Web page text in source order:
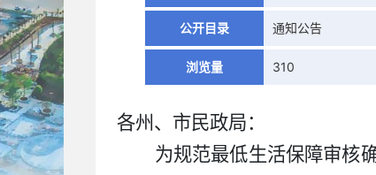
公开目录 通知公告
浏览量 310
各州、市民政局：
为规范最低生活保障审核